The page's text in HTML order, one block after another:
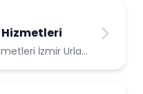
Hizmetleri